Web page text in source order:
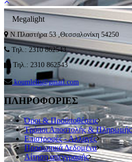
Ν.Πλαστήρα 53 ,Θεσσαλονίκη 54250
Τηλ.: 2310 862543
Τηλ.: 2310 862543
koumlelis@gmail.com
ΠΛΗΡΟΦΟΡΙΕΣ
Όροι & Προϋποθέσεις
Τρόποι Αποστολής & Πληρωμής
Επιστροφές - Αλλαγές
Προσωπικά Δεδομένα
Αίτηση απεγγραφής